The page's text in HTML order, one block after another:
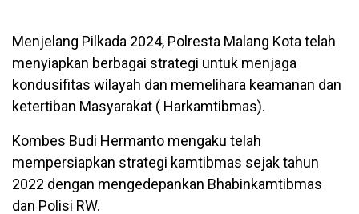
Menjelang Pilkada 2024, Polresta Malang Kota telah
menyiapkan berbagai strategi untuk menjaga
kondusifitas wilayah dan memelihara keamanan dan
ketertiban Masyarakat ( Harkamtibmas).
Kombes Budi Hermanto mengaku telah
mempersiapkan strategi kamtibmas sejak tahun
2022 dengan mengedepankan Bhabinkamtibmas
dan Polisi RW.